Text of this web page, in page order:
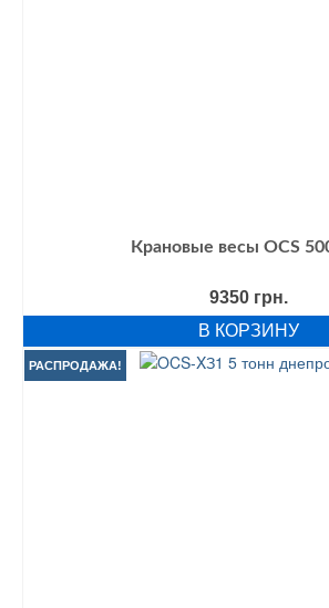
Крановые весы OCS
9350 грн.
В КОРЗИНУ
РАСПРОДАЖА!